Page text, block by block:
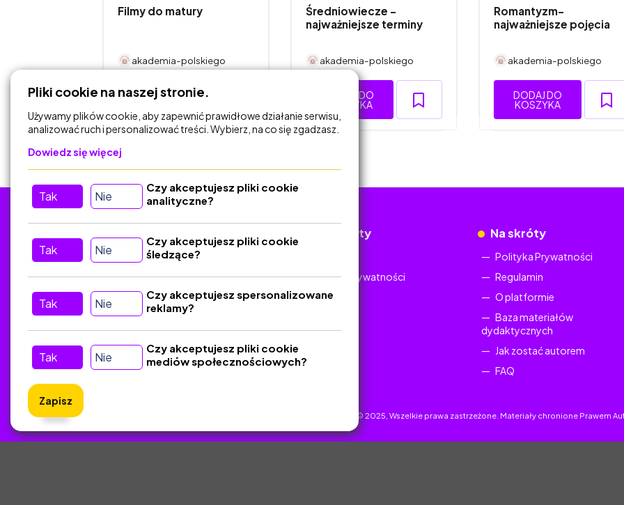
Filmy do matury
akademia-polskiego
DODAJ DO
Średniowiecze -
najważniejsze terminy
akademia-polskiego
DODAJ DO
KOSZYKA
Romantyzm-
najważniejsze pojęcia
akademia-polskiego
DODAJ DO
KOSZYKA
Kontakt
Dokumenty
Polityka Prywatności
Na skróty
Polityka Prywatności
Regulamin
O platformie
Baza materiałów
dydaktycznych
Jak zostać autorem
FAQ
ZlotyNauczyciel.pl © 2025, Wszelkie prawa zastrzeżone. Materiały chronione Prawem
Pliki cookie na naszej stronie.
Używamy plików cookie, aby zapewnić prawidłowe działanie serwisu,
analizować ruch i personalizować treści. Wybierz, na co się zgadzasz.
Dowiedz się więcej
Tak Nie
Czy akceptujesz pliki cookie
analityczne?
Tak Nie
Czy akceptujesz pliki cookie
śledzące?
Tak Nie
Czy akceptujesz spersonalizowane
reklamy?
Tak Nie
Czy akceptujesz pliki cookie
mediów społecznościowych?
Zapisz